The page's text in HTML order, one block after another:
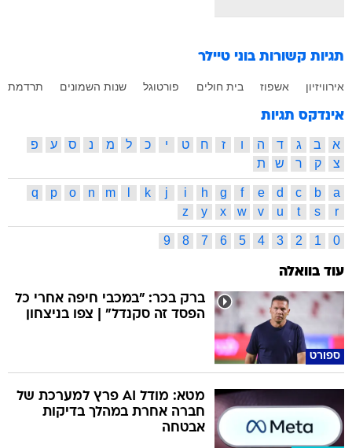
תגיות קשורות בוני טיילר
אירוויזיון אשפוז בית חולים פורטוגל שנות השמונים תרדמת
אינדקס תגיות
א ב ג ד ה ו ז ח ט י כ ל מ נ ס ע
פ
צ
ק ר ש ת
a
b
c
d
e
f
g
h
i
j
k
m
n
o
p
q
r
s
t
u
v
w
x
y
z
0
1
2
3
4
5
6
7
8
9
עוד בוואלה
ספורט
ברק בכר: "במכבי חיפה אחרי כל
הפסד זה סקנדל" | צפו בניצחון
מטא: מודל AI פרץ למערכת של
חברה אחרת במהלך בדיקות
אבטחה